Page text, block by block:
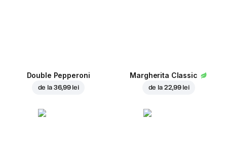
Double Pepperoni
de la 36,99 lei
Margherita Classic
de la 22,99 lei